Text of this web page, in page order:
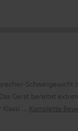
Schwergewicht
Gerät bereitet
Komplette